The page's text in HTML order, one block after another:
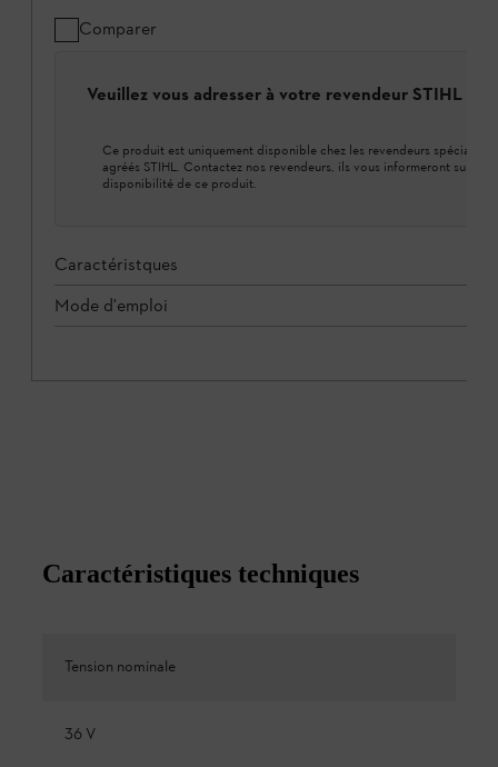
Comparer
Veuillez vous adresser à votre revendeur STIHL
Ce produit est uniquement disponible chez les revendeurs spécialisés
agréés STIHL. Contactez nos revendeurs, ils vous informeront sur la
disponibilité de ce produit.
Caractéristques
Mode d'emploi
Caractéristiques techniques
Tension nominale
36 V